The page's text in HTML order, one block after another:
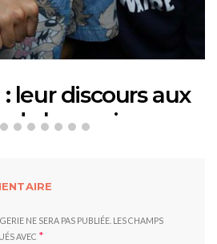
leur discours aux
de la musique
NE SERA PAS PUBLIÉE. LES CHAMPS
AVEC *